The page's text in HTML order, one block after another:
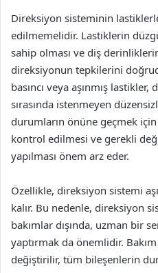
Direksiyon sisteminin
edilmemelidir. Lastiklerin
sahip olması ve diş
direksiyonun tepkilerini
basıncı veya aşınmış
sırasında istenmeyen
durumların önüne geçmek
kontrol edilmesi ve gerekli
yapılması önem arz eder.
Özellikle, direksiyon sistemi
kalır. Bu nedenle, direksiyon
bakımlar dışında, uzman bir
yaptırmak da önemlidir. Bakım
değiştirilir, tüm bileşenlerin